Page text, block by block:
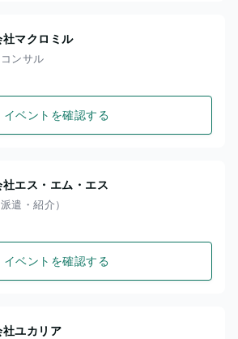
マクロミル
ンサル
イベントを確認する
エス・エム・エス
遣・紹介）
イベントを確認する
ユカリア